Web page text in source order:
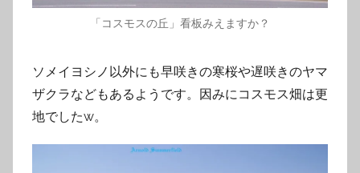
「コスモスの丘」看板みえますか？
ソメイヨシノ以外にも早咲きの寒桜や遅咲きのヤマ
ザクラなどもあるようです。因みにコスモス畑は更
地でしたw。